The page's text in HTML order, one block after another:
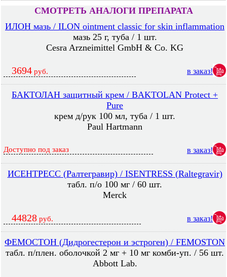
СМОТРЕТЬ АНАЛОГИ ПРЕПАРАТА
ИЛОН мазь / ILON ointment classic for skin inflammation
мазь 25 г, туба / 1 шт.
Cesra Arzneimittel GmbH & Co. KG
3694 руб. в заказ!
БАКТОЛАН защитный крем / BAKTOLAN Protect +
Pure
крем д/рук 100 мл, туба / 1 шт.
Paul Hartmann
Доступно под заказ в заказ!
ИСЕНТРЕСС (Ралтегравир) / ISENTRESS (Raltegravir)
табл. п/о 100 мг / 60 шт.
Merck
44828 руб. в заказ!
ФЕМОСТОН (Дидрогестерон и эстроген) / FEMOSTON
табл. п/плен. оболочкой 2 мг + 10 мг комби-уп. / 56 шт.
Abbott Lab.